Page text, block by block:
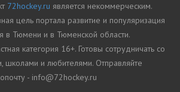
72hockey.ru является некоммерческим.
цель портала развитие и популяризация
в Тюмени и в Тюменской области.
категория 16+. Готовы сотрудничать со
школами и любителями. Отправляйте
- info@72hockey.ru